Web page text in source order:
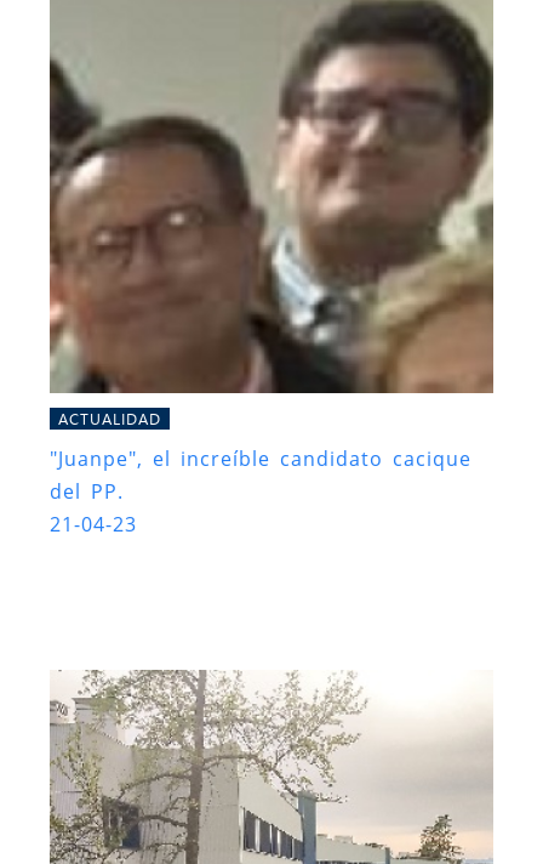
ACTUALIDAD
"Juanpe", el increíble candidato cacique
del PP.
21-04-23